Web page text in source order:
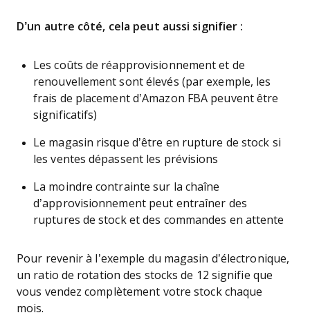
D’un autre côté, cela peut aussi signifier :
Les coûts de réapprovisionnement et de
renouvellement sont élevés (par exemple, les
frais de placement d’Amazon FBA peuvent être
significatifs)
Le magasin risque d’être en rupture de stock si
les ventes dépassent les prévisions
La moindre contrainte sur la chaîne
d’approvisionnement peut entraîner des
ruptures de stock et des commandes en attente
Pour revenir à l’exemple du magasin d’électronique,
un ratio de rotation des stocks de 12 signifie que
vous vendez complètement votre stock chaque
mois.